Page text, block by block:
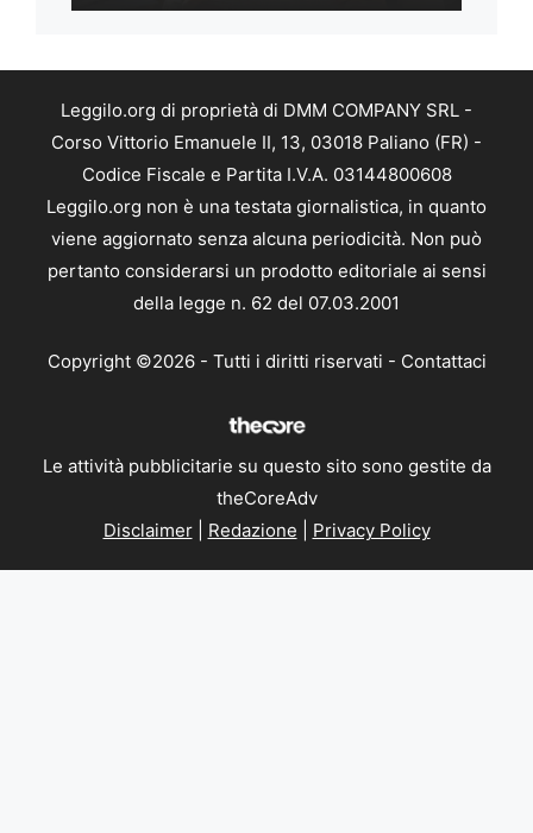
Leggilo.org di proprietà di DMM COMPANY SRL -
Corso Vittorio Emanuele II, 13, 03018 Paliano (FR) -
Codice Fiscale e Partita I.V.A. 03144800608
Leggilo.org non è una testata giornalistica, in quanto
viene aggiornato senza alcuna periodicità. Non può
pertanto considerarsi un prodotto editoriale ai sensi
della legge n. 62 del 07.03.2001
Copyright ©2026 - Tutti i diritti riservati - Contattaci
Le attività pubblicitarie su questo sito sono gestite da
theCoreAdv
Disclaimer| Redazione Privacy Policy